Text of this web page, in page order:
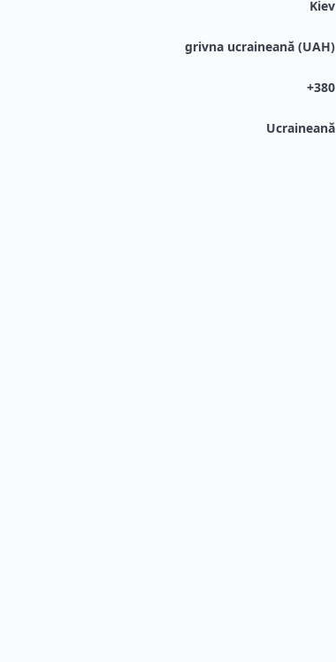
Kiev
grivna ucraineană (UAH)
+380
Ucraineană